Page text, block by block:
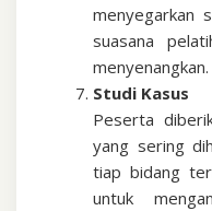
menyegarkan
suasana
menyenangkan.
Studi Kasus
Peserta
yang sering
tiap bidang
untuk